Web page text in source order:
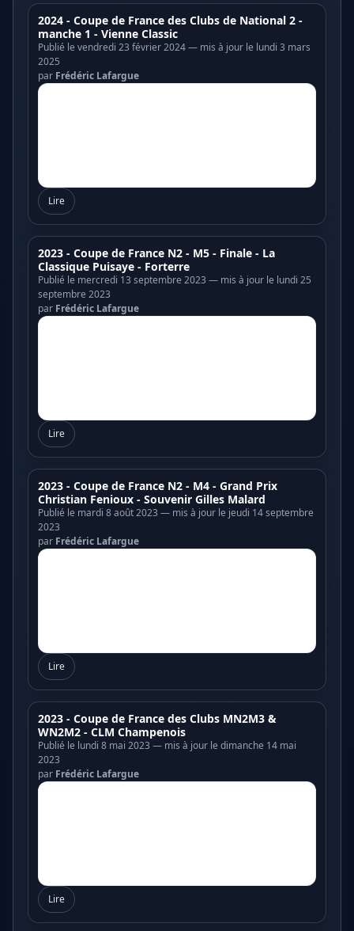
2024 - Coupe de France des Clubs de National 2 -
manche 1 - Vienne Classic
Publié le vendredi 23 février 2024 — mis à jour le lundi 3 mars
2025
par Frédéric Lafargue
Lire
2023 - Coupe de France N2 - M5 - Finale - La
Classique Puisaye - Forterre
Publié le mercredi 13 septembre 2023 — mis à jour le lundi 25
septembre 2023
par Frédéric Lafargue
Lire
2023 - Coupe de France N2 - M4 - Grand Prix
Christian Fenioux - Souvenir Gilles Malard
Publié le mardi 8 août 2023 — mis à jour le jeudi 14 septembre
2023
par Frédéric Lafargue
Lire
2023 - Coupe de France des Clubs MN2M3 &
WN2M2 - CLM Champenois
Publié le lundi 8 mai 2023 — mis à jour le dimanche 14 mai
2023
par Frédéric Lafargue
Lire